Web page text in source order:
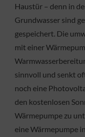
Haustür – denn in
Grundwasser sind
gespeichert. Die
mit einer
sinnvoll und senkt
noch eine
den kostenlosen
Wärmepumpe zu
eine Wärmepumpe